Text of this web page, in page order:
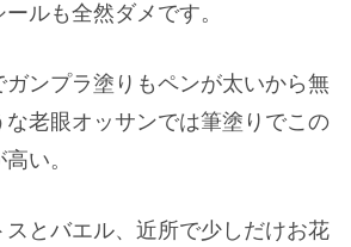
ルも全然ダメです。
ンプラ塗りもペンが太いから無
老眼オッサンでは筆塗りでこの
い。
スとバエル、近所で少しだけお花